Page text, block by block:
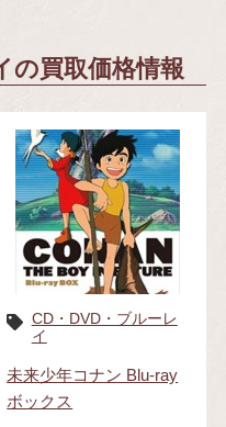
の買取価格情報
CD・DVD・ブルーレ
イ
未来少年コナン Blu-ray
ボックス